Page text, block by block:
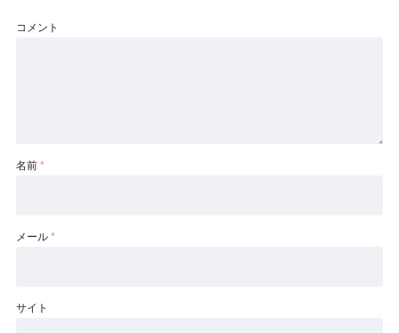
コメント
名前 *
メール *
サイト